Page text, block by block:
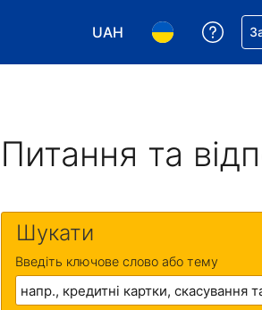
UAH
Виберіть валюту.
Виберіть
Питання та
Шукати
Введіть ключове слово або тему